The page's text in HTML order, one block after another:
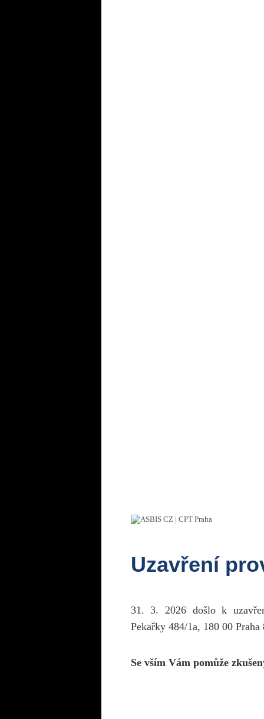
Uzavření
31. 3. 2026 došlo k
Pekařky 484/1a, 180 00 Praha
Se vším Vám pomůže